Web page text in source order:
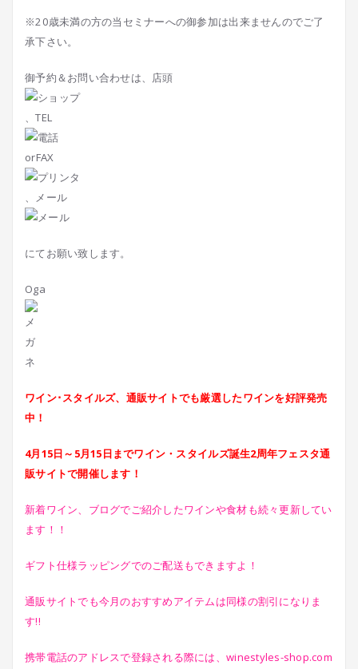
※20歳未満の方の当セミナーへの御参加は出来ませんのでご了
承下さい。
御予約＆お問い合わせは、店頭
、TEL
orFAX
、メール
にてお願い致します。
Oga
ワイン･スタイルズ、通販サイトでも厳選したワインを好評発売
中！
4月15日～5月15日までワイン・スタイルズ誕生2周年フェスタ通
販サイトで開催します！
新着ワイン、ブログでご紹介したワインや食材も続々更新してい
ます！！
ギフト仕様ラッピングでのご配送もできますよ！
通販サイトでも今月のおすすめアイテムは同様の割引になりま
す!!
携帯電話のアドレスで登録される際には、winestyles-shop.com